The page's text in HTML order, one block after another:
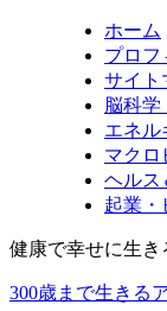
ホーム
プロフ
サイト
脳科
エネル
マクロ
ヘルス
起業・
健康で幸せに生
300歳まで生きる